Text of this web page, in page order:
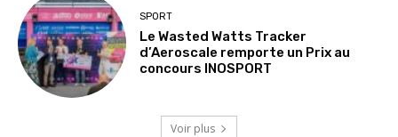
SPORT
Le Wasted Watts Tracker
d’Aeroscale remporte un Prix au
concours INOSPORT
Voir plus